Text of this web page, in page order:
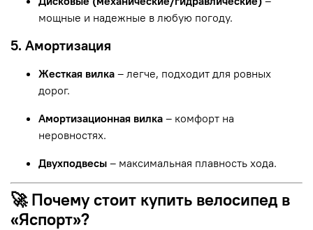
мощные и надежные в любую погоду.
5. Амортизация
Жесткая вилка – легче, подходит для ровных
дорог.
Амортизационная вилка – комфорт на
неровностях.
Двухподвесы – максимальная плавность хода.
🚀 Почему стоит купить велосипед в
«Яспорт»?